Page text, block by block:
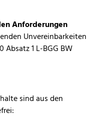
Anforderungen
Unvereinbarkeiten
1 L-BGG BW
sind aus den